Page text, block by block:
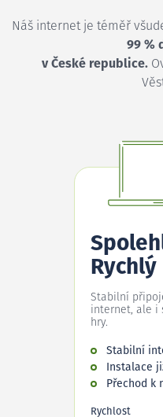
Náš internet je téměř
99 %
v České republice.
Stabilní
internet, ale i
hry.
Stabilní
Instalace
Přechod k
Rychlost